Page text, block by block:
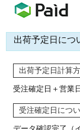
出荷予定日につ
出荷予定日計算
受注確定日＋営業
受注確定日につ